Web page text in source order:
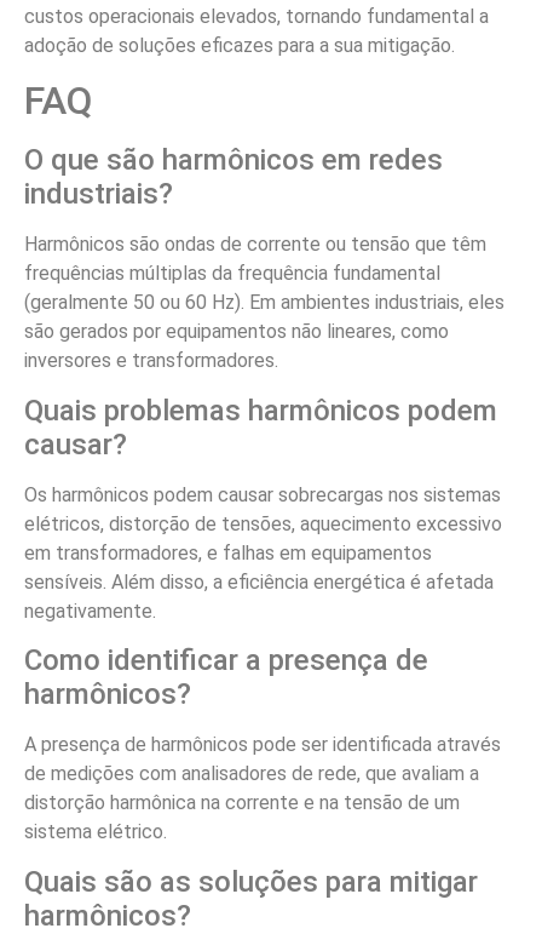
custos operacionais elevados, tornando fundamental a
adoção de soluções eficazes para a sua mitigação.
FAQ
O que são harmônicos em redes
industriais?
Harmônicos são ondas de corrente ou tensão que têm
frequências múltiplas da frequência fundamental
(geralmente 50 ou 60 Hz). Em ambientes industriais, eles
são gerados por equipamentos não lineares, como
inversores e transformadores.
Quais problemas harmônicos podem
causar?
Os harmônicos podem causar sobrecargas nos sistemas
elétricos, distorção de tensões, aquecimento excessivo
em transformadores, e falhas em equipamentos
sensíveis. Além disso, a eficiência energética é afetada
negativamente.
Como identificar a presença de
harmônicos?
A presença de harmônicos pode ser identificada através
de medições com analisadores de rede, que avaliam a
distorção harmônica na corrente e na tensão de um
sistema elétrico.
Quais são as soluções para mitigar
harmônicos?